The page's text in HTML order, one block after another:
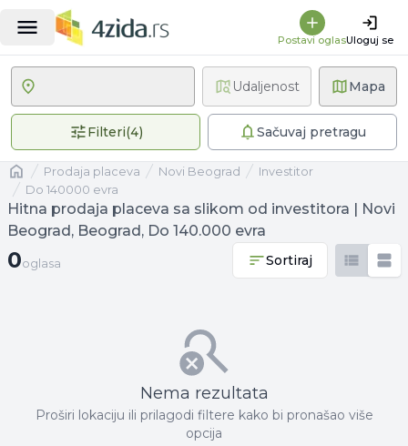
Postavi oglasUloguj se
Mapa
Filteri(4)4 primenjena filteraSačuvaj pretragu
Udaljenost
Naslovnaprodaja placeva Novi Beograd
investitor
Do 140000 evra
Hitna prodaja placeva sa slikom od investitora | Novi
Beograd, Beograd, Do 140.000 evra
0 oglasa
0oglasa Sortiraj
Nema rezultata
Proširi lokaciju ili prilagodi filtere kako bi pronašao više
opcija